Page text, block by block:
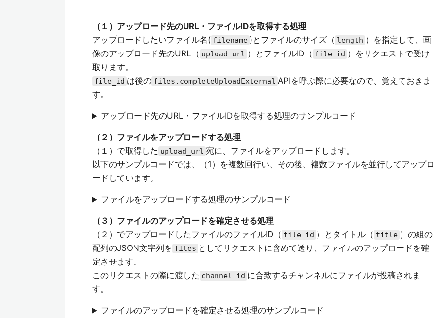
（１）アップロード先のURL・ファイルIDを取得する処理
アップロードしたいファイル名( filename )とファイルのサイズ（ length ）を指定して、画
像のアップロード先のURL（ upload_url ）とファイルID（ file_id ）をリクエストで受け
取ります。
file_id は後の files.completeUploadExternal APIを呼ぶ際に必要なので、覚えておきま
す。
アップロード先のURL・ファイルIDを取得する処理のサンプルコード
（２）ファイルをアップロードする処理
（１）で取得した upload_url 宛に、ファイルをアップロードします。
以下のサンプルコードでは、（1）を複数回行い、その後、複数ファイルを並行してアップロ
ードしています。
ファイルをアップロードする処理のサンプルコード
（３）ファイルのアップロードを確定させる処理
（２）でアップロードしたファイルのファイルID（ file_id ）とタイトル（ title ）の組の
配列のJSON文字列を files としてリクエストに含めて送り、ファイルのアップロードを確
定させます。
このリクエストの際に渡した channel_id に合致するチャンネルにファイルが投稿されま
す。
ファイルのアップロードを確定させる処理のサンプルコード